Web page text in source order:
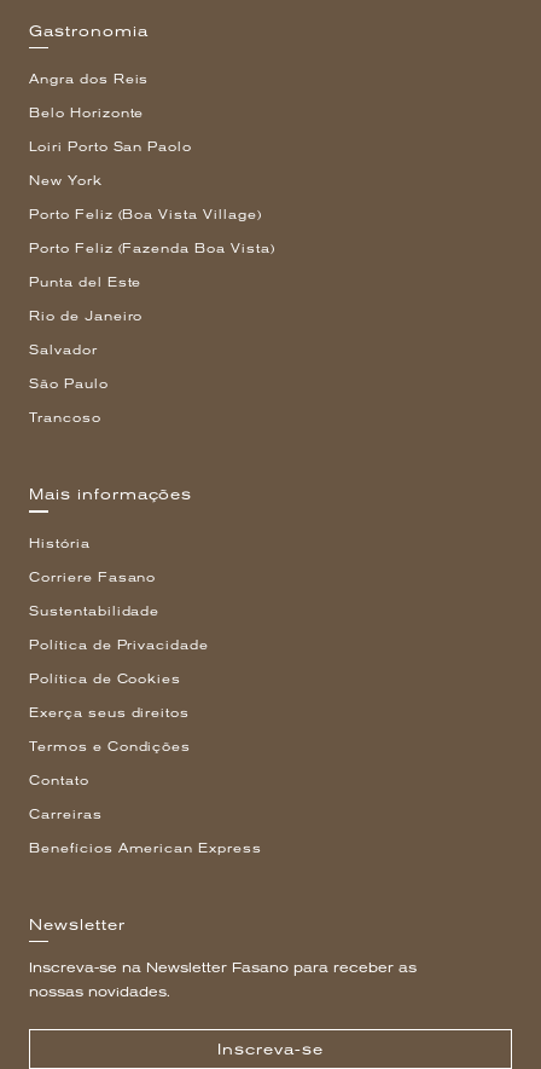
Gastronomia
Angra dos Reis
Belo Horizonte
Loiri Porto San Paolo
New York
Porto Feliz (Boa Vista Village)
Porto Feliz (Fazenda Boa Vista)
Punta del Este
Rio de Janeiro
Salvador
São Paulo
Trancoso
Mais informações
História
Corriere Fasano
Sustentabilidade
Política de Privacidade
Política de Cookies
Exerça seus direitos
Termos e Condições
Contato
Carreiras
Benefícios American Express
Newsletter
Inscreva-se na Newsletter Fasano para receber as
nossas novidades.
Inscreva-se